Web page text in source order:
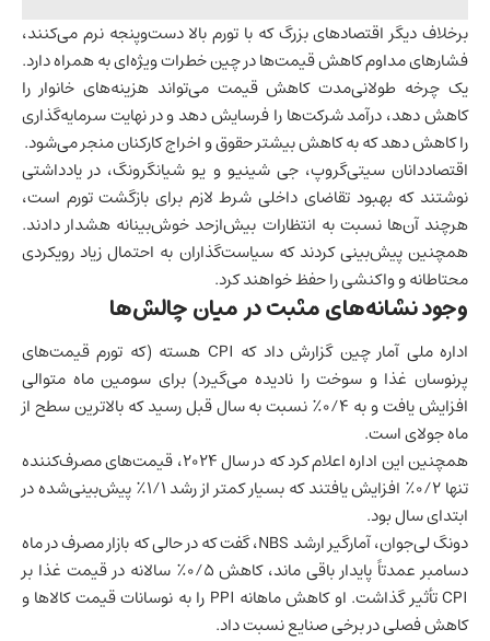
برخلاف دیگر اقتصادهای بزرگ که با تورم بالا دست‌وپنجه نرم می‌کنند،
فشارهای مداوم کاهش قیمت‌ها در چین خطرات ویژه‌ای به همراه دارد.
یک چرخه طولانی‌مدت کاهش قیمت می‌تواند هزینه‌های خانوار را
کاهش دهد، درآمد شرکت‌ها را فرسایش دهد و در نهایت سرمایه‌گذاری
را کاهش دهد که به کاهش بیشتر حقوق و اخراج کارکنان منجر می‌شود.
اقتصاددانان سیتی‌گروپ، جی شینیو و یو شیانگرونگ، در یادداشتی
نوشتند که بهبود تقاضای داخلی شرط لازم برای بازگشت تورم است،
هرچند آن‌ها نسبت به انتظارات بیش‌ازحد خوش‌بینانه هشدار دادند.
همچنین پیش‌بینی کردند که سیاست‌گذاران به احتمال زیاد رویکردی
محتاطانه و واکنشی را حفظ خواهند کرد.
وجود نشانه‌های مثبت در میان چالش‌ها
اداره ملی آمار چین گزارش داد که CPI هسته (که تورم قیمت‌های
پرنوسان غذا و سوخت را نادیده می‌گیرد) برای سومین ماه متوالی
افزایش یافت و به ۰/۴٪ نسبت به سال قبل رسید که بالاترین سطح از
ماه جولای است.
همچنین این اداره اعلام کرد که در سال ۲۰۲۴، قیمت‌های مصرف‌کننده
تنها ۰/۲٪ افزایش یافتند که بسیار کمتر از رشد ۱/۱٪ پیش‌بینی‌شده در
ابتدای سال بود.
دونگ لی‌جوان، آمارگیر ارشد NBS، گفت که در حالی که بازار مصرف در ماه
دسامبر عمدتاً پایدار باقی ماند، کاهش ۰/۵٪ سالانه در قیمت غذا بر
CPI تأثیر گذاشت. او کاهش ماهانه PPI را به نوسانات قیمت کالاها و
کاهش فصلی در برخی صنایع نسبت داد.